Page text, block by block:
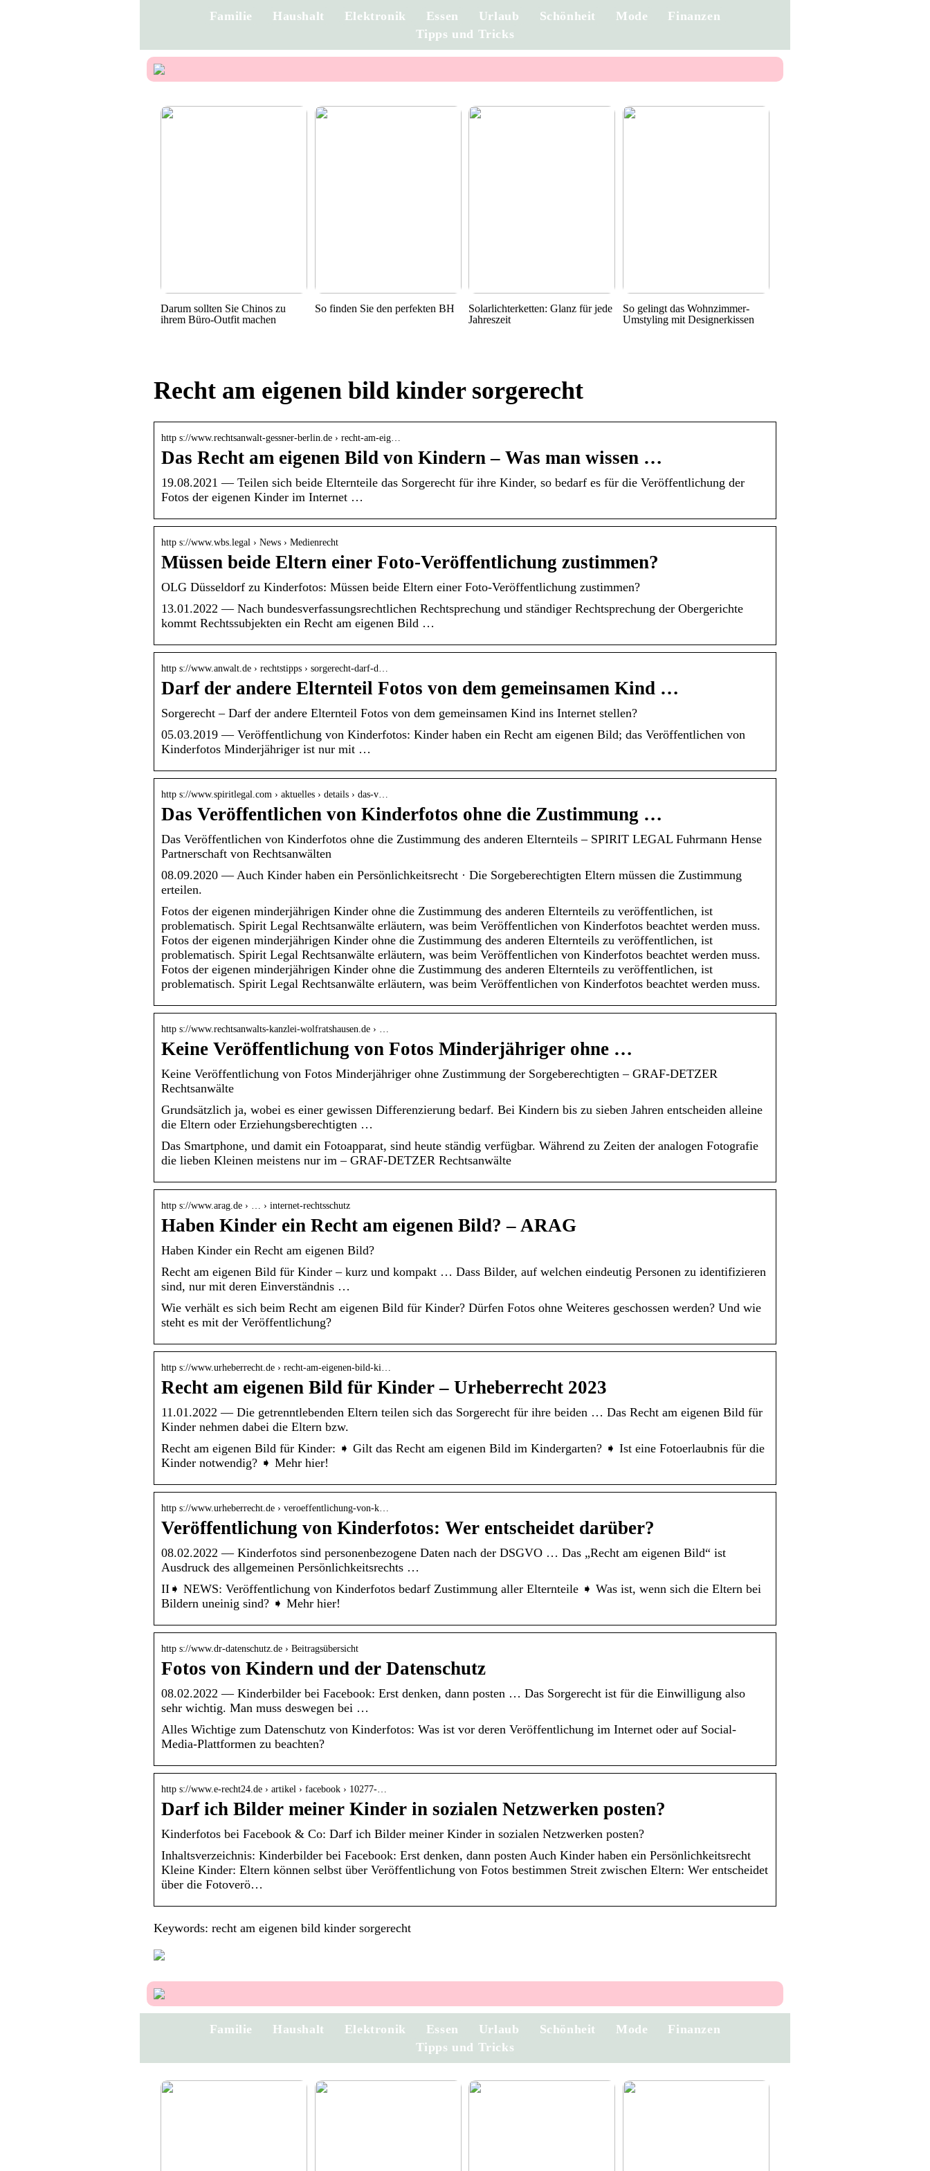
Familie Haushalt Elektronik Essen Urlaub Schönheit Mode
Finanzen
Tipps und Tricks
Darum sollten Sie Chinos zu
ihrem Büro-Outfit machen
So finden Sie den perfekten BH
Solarlichterketten: Glanz für jede
Jahreszeit
So gelingt das Wohnzimmer-
Umstyling mit Designerkissen
Recht am eigenen bild kinder sorgerecht
http s://www.rechtsanwalt-gessner-berlin.de › recht-am-eig…
Das Recht am eigenen Bild von Kindern – Was man wissen …
19.08.2021 — Teilen sich beide Elternteile das Sorgerecht für ihre Kinder, so bedarf es für die Veröffentlichung der
Fotos der eigenen Kinder im Internet …
http s://www.wbs.legal › News › Medienrecht
Müssen beide Eltern einer Foto-Veröffentlichung zustimmen?
OLG Düsseldorf zu Kinderfotos: Müssen beide Eltern einer Foto-Veröffentlichung zustimmen?
13.01.2022 — Nach bundesverfassungsrechtlichen Rechtsprechung und ständiger Rechtsprechung der Obergerichte
kommt Rechtssubjekten ein Recht am eigenen Bild …
http s://www.anwalt.de › rechtstipps › sorgerecht-darf-d…
Darf der andere Elternteil Fotos von dem gemeinsamen Kind …
Sorgerecht – Darf der andere Elternteil Fotos von dem gemeinsamen Kind ins Internet stellen?
05.03.2019 — Veröffentlichung von Kinderfotos: Kinder haben ein Recht am eigenen Bild; das Veröffentlichen von
Kinderfotos Minderjähriger ist nur mit …
http s://www.spiritlegal.com › aktuelles › details › das-v…
Das Veröffentlichen von Kinderfotos ohne die Zustimmung …
Das Veröffentlichen von Kinderfotos ohne die Zustimmung des anderen Elternteils – SPIRIT LEGAL Fuhrmann Hense
Partnerschaft von Rechtsanwälten
08.09.2020 — Auch Kinder haben ein Persönlichkeitsrecht · Die Sorgeberechtigten Eltern müssen die Zustimmung
erteilen.
Fotos der eigenen minderjährigen Kinder ohne die Zustimmung des anderen Elternteils zu veröffentlichen, ist
problematisch. Spirit Legal Rechtsanwälte erläutern, was beim Veröffentlichen von Kinderfotos beachtet werden muss.
Fotos der eigenen minderjährigen Kinder ohne die Zustimmung des anderen Elternteils zu veröffentlichen, ist
problematisch. Spirit Legal Rechtsanwälte erläutern, was beim Veröffentlichen von Kinderfotos beachtet werden muss.
Fotos der eigenen minderjährigen Kinder ohne die Zustimmung des anderen Elternteils zu veröffentlichen, ist
problematisch. Spirit Legal Rechtsanwälte erläutern, was beim Veröffentlichen von Kinderfotos beachtet werden muss.
http s://www.rechtsanwalts-kanzlei-wolfratshausen.de › …
Keine Veröffentlichung von Fotos Minderjähriger ohne …
Keine Veröffentlichung von Fotos Minderjähriger ohne Zustimmung der Sorgeberechtigten – GRAF-DETZER
Rechtsanwälte
Grundsätzlich ja, wobei es einer gewissen Differenzierung bedarf. Bei Kindern bis zu sieben Jahren entscheiden alleine
die Eltern oder Erziehungsberechtigten …
Das Smartphone, und damit ein Fotoapparat, sind heute ständig verfügbar. Während zu Zeiten der analogen Fotografie
die lieben Kleinen meistens nur im – GRAF-DETZER Rechtsanwälte
http s://www.arag.de › … › internet-rechtsschutz
Haben Kinder ein Recht am eigenen Bild? – ARAG
Haben Kinder ein Recht am eigenen Bild?
Recht am eigenen Bild für Kinder – kurz und kompakt … Dass Bilder, auf welchen eindeutig Personen zu identifizieren
sind, nur mit deren Einverständnis …
Wie verhält es sich beim Recht am eigenen Bild für Kinder? Dürfen Fotos ohne Weiteres geschossen werden? Und wie
steht es mit der Veröffentlichung?
http s://www.urheberrecht.de › recht-am-eigenen-bild-ki…
Recht am eigenen Bild für Kinder – Urheberrecht 2023
11.01.2022 — Die getrenntlebenden Eltern teilen sich das Sorgerecht für ihre beiden … Das Recht am eigenen Bild für
Kinder nehmen dabei die Eltern bzw.
Recht am eigenen Bild für Kinder: ➧ Gilt das Recht am eigenen Bild im Kindergarten? ➧ Ist eine Fotoerlaubnis für die
Kinder notwendig? ➧ Mehr hier!
http s://www.urheberrecht.de › veroeffentlichung-von-k…
Veröffentlichung von Kinderfotos: Wer entscheidet darüber?
08.02.2022 — Kinderfotos sind personenbezogene Daten nach der DSGVO … Das „Recht am eigenen Bild“ ist
Ausdruck des allgemeinen Persönlichkeitsrechts …
II➧ NEWS: Veröffentlichung von Kinderfotos bedarf Zustimmung aller Elternteile ➧ Was ist, wenn sich die Eltern bei
Bildern uneinig sind? ➧ Mehr hier!
http s://www.dr-datenschutz.de › Beitragsübersicht
Fotos von Kindern und der Datenschutz
08.02.2022 — Kinderbilder bei Facebook: Erst denken, dann posten … Das Sorgerecht ist für die Einwilligung also
sehr wichtig. Man muss deswegen bei …
Alles Wichtige zum Datenschutz von Kinderfotos: Was ist vor deren Veröffentlichung im Internet oder auf Social-
Media-Plattformen zu beachten?
http s://www.e-recht24.de › artikel › facebook › 10277-…
Darf ich Bilder meiner Kinder in sozialen Netzwerken posten?
Kinderfotos bei Facebook & Co: Darf ich Bilder meiner Kinder in sozialen Netzwerken posten?
Inhaltsverzeichnis: Kinderbilder bei Facebook: Erst denken, dann posten Auch Kinder haben ein Persönlichkeitsrecht
Kleine Kinder: Eltern können selbst über Veröffentlichung von Fotos bestimmen Streit zwischen Eltern: Wer entscheidet
über die Fotoverö…
Keywords: recht am eigenen bild kinder sorgerecht
Familie Haushalt Elektronik Essen Urlaub Schönheit Mode
Finanzen
Tipps und Tricks